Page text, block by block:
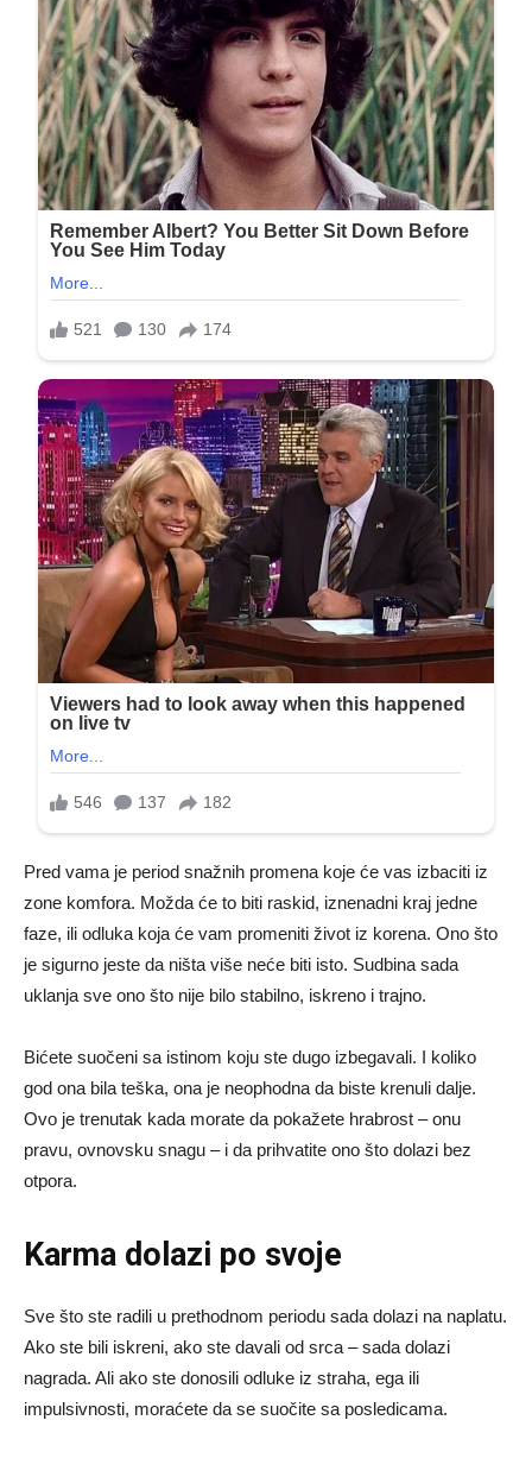
Pred vama je period snažnih promena koje će vas izbaciti iz
zone komfora. Možda će to biti raskid, iznenadni kraj jedne
faze, ili odluka koja će vam promeniti život iz korena. Ono što
je sigurno jeste da ništa više neće biti isto. Sudbina sada
uklanja sve ono što nije bilo stabilno, iskreno i trajno.
Bićete suočeni sa istinom koju ste dugo izbegavali. I koliko
god ona bila teška, ona je neophodna da biste krenuli dalje.
Ovo je trenutak kada morate da pokažete hrabrost – onu
pravu, ovnovsku snagu – i da prihvatite ono što dolazi bez
otpora.
Karma dolazi po svoje
Sve što ste radili u prethodnom periodu sada dolazi na naplatu.
Ako ste bili iskreni, ako ste davali od srca – sada dolazi
nagrada. Ali ako ste donosili odluke iz straha, ega ili
impulsivnosti, moraćete da se suočite sa posledicama.